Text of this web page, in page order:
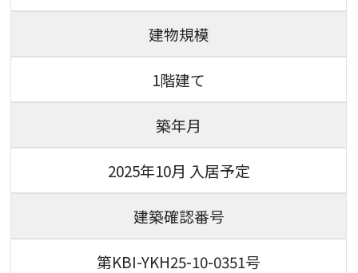
建物規模
1階建て
築年月
2025年10月 入居予定
建築確認番号
第KBI-YKH25-10-0351号